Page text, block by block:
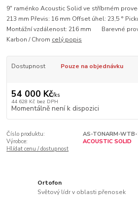
9" raménko Acoustic Solid ve stříbrném
213 mm Převis: 16 mm Offset úhel: 23,5 °
Montážní vzdálenost: 216 mm Barevné
Karbon / Chrom celý popis
Dostupnost Pouze na objednávku
54 000 Kč/ks
44 628 Kč bez DPH
Momentálně není k dispozici
Číslo produktu:
AS-TONARM-
Výrobce:
ACOUSTIC SOLID
Hlídat cenu / dostupnost
Ortofon
Světový lídr v oblasti přenosek